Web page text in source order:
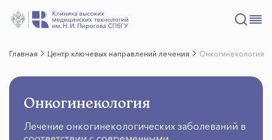
Главная Центр ключевых направлений лечения Онкогинекология
Онкогинекология
Лечение онкогинекологических заболеваний в